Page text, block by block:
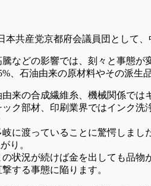
共産党京都府会議員団として
などの影響では、刻々と事態
、石油由来の原材料やその派生
来の合成繊維糸、機械関係で
ック部材、印刷業界ではインク
に渡っていることに驚愕しまし
り。
状況が続けば金を出しても品
する事態に陥ります。